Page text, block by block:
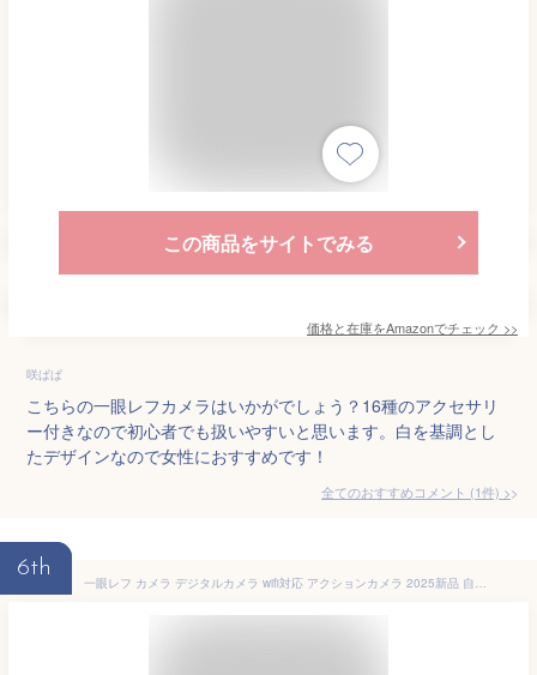
この商品をサイトでみる
価格と在庫をAmazonでチェック >>
咲ぱぱ
こちらの一眼レフカメラはいかがでしょう？16種のアクセサリ
ー付きなので初心者でも扱いやすいと思います。白を基調とし
たデザインなので女性におすすめです！
全てのおすすめコメント (1件) >
6th
一眼レフ カメラ デジタルカメラ wifi対応 アクションカメラ 2025新品 自撮り 一眼レフ ビデオカメラ 4K 6400万画素 IRナイトビジョン HDMI出力 電子手ブレ補正 F=2.7大絞り 16倍ズーム 初心者 旅行 入学プレゼント